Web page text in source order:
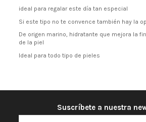
ideal para regalar este día tan especial
Si este tipo no te convence también hay la
De origen marino, hidratante que mejora la
de la piel
Ideal para todo tipo de pieles
Suscríbete a nuestra